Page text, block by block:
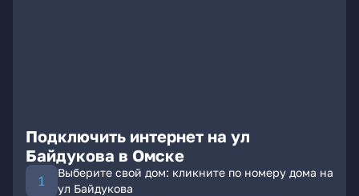
Подключить интернет на ул
Байдукова в Омске
Выберите свой дом: кликните по номеру дома на
ул Байдукова